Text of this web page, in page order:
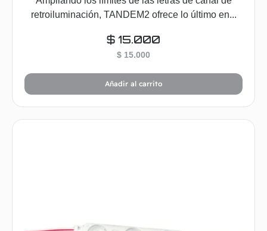
retroiluminación, TANDEM2 ofrece lo último en...
$ 15.000
$ 15.000
Añadir al carrito